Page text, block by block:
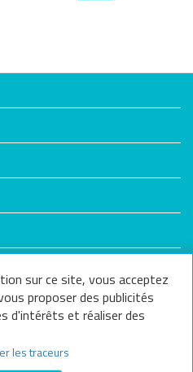
sur ce site, vous acceptez
proposer des publicités
d'intérêts et réaliser des
les traceurs